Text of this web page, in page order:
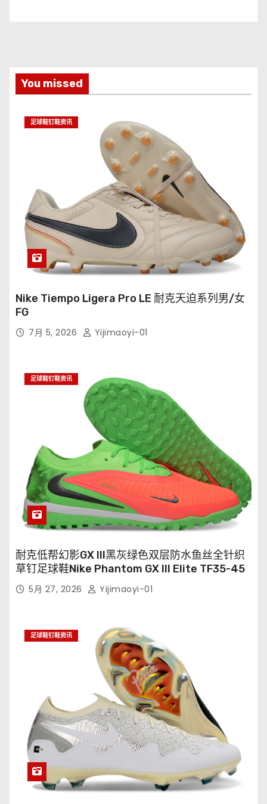
You missed
足球鞋钉鞋资讯
Nike Tiempo Ligera Pro LE 耐克天迫系列男/女
FG
7月 5, 2026 Yijimaoyi-01
足球鞋钉鞋资讯
耐克低帮幻影GX III黑灰绿色双层防水鱼丝全针织
草钉足球鞋Nike Phantom GX III Elite TF35-45
5月 27, 2026 Yijimaoyi-01
足球鞋钉鞋资讯